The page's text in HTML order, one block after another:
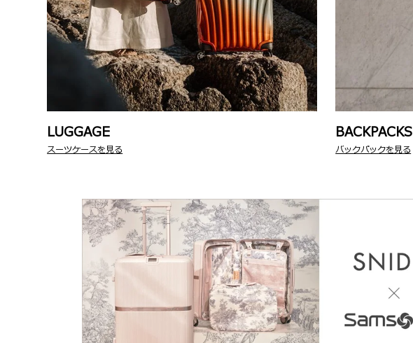
LUGGAGE
スーツケースを見る
BACKPACKS
バックパックを見る